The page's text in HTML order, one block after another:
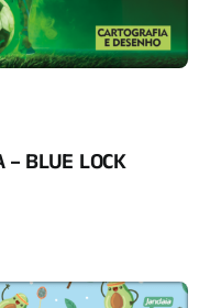
– BLUE LOCK